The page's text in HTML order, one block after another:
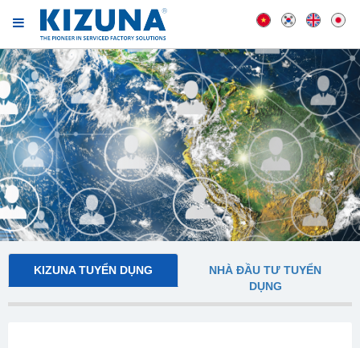
KIZUNA TUYỂN DỤNG
NHÀ ĐẦU TƯ TUYỂN
DỤNG